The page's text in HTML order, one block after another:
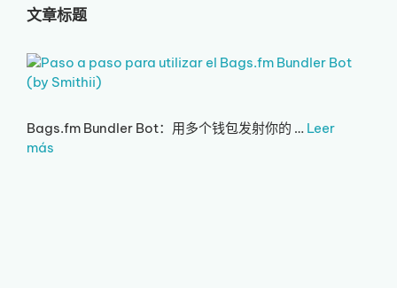
文章标题
Bags.fm Bundler Bot：用多个钱包发射你的 … Leer
más